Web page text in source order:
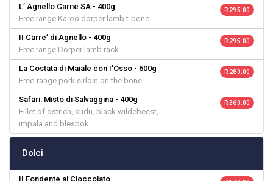
L’ Agnello Carne SA - 400g
Free range Karoo dorper lamb t-bone
R 295.00
II Carre’ di Agnello - 400g
Free range Dorper lamb rack
R 295.00
La Costata di Maiale con I'Osso - 600g
Free-range pork sirloin on the bone
R 280.00
Safari: Misto di Salvaggina - 400g
Fillet of ostrich, kudu, black wildebeest,
impala and blesbok
R 360.00
Dolci
II Fondente al Cioccolato